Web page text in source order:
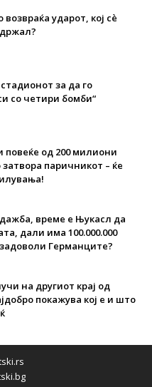
ударот, кој сè
за да го
со четири бомби“
повеќе од 200 милиони
затвора паричникот – ќе
време е Њукасл да
дали има 100.000.000
Германците?
на другиот крај од
покажува кој е и што